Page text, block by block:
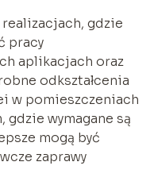
realizacjach, gdzie
pracy
aplikacjach oraz
odkształcenia
w pomieszczeniach
gdzie wymagane są
mogą być
zaprawy